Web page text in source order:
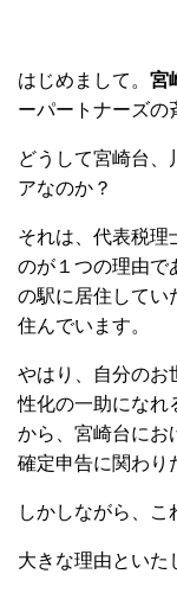
はじめまして。 宮
ーパートナーズの
どうして宮崎台、
アなのか？
それは、代表税理
のが１つの理由で
の駅に居住してい
住んでいます。
やはり、自分のお
性化の一助になれ
から、宮崎台にお
確定申告に関わり
しかしながら、こ
大きな理由といた